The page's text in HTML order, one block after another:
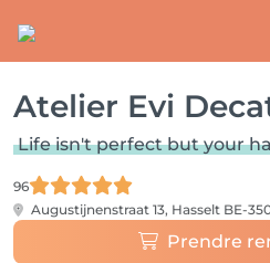
Atelier Evi
Life isn't perfect but your
96
Augustijnenstraat 13, Hasselt BE-
Prendre